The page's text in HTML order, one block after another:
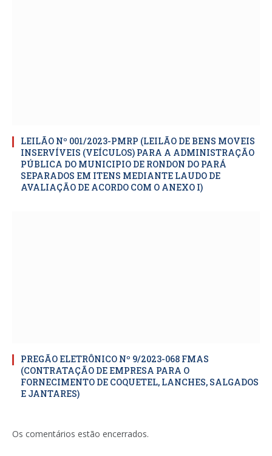
LEILÃO Nº 001/2023-PMRP (LEILÃO DE BENS MOVEIS
INSERVÍVEIS (VEÍCULOS) PARA A ADMINISTRAÇÃO
PÚBLICA DO MUNICIPIO DE RONDON DO PARÁ
SEPARADOS EM ITENS MEDIANTE LAUDO DE
AVALIAÇÃO DE ACORDO COM O ANEXO I)
PREGÃO ELETRÔNICO Nº 9/2023-068 FMAS
(CONTRATAÇÃO DE EMPRESA PARA O
FORNECIMENTO DE COQUETEL, LANCHES, SALGADOS
E JANTARES)
Os comentários estão encerrados.